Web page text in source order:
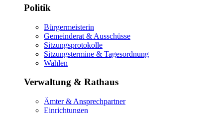
Politik
Bürgermeisterin
Gemeinderat & Ausschüsse
Sitzungsprotokolle
Sitzungstermine & Tagesordnung
Wahlen
Verwaltung & Rathaus
Ämter & Ansprechpartner
Einrichtungen